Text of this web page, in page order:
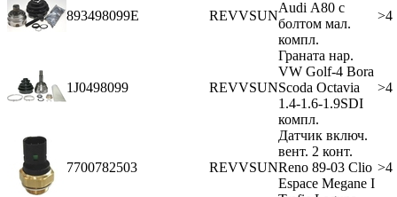
893498099E REVVSUN
Audi А80 с
болтом мал.
компл.
>4
1J0498099 REVVSUN
Граната нар.
VW Golf-4 Bora
Scoda Octavia
1.4-1.6-1.9SDI
компл.
>4
7700782503 REVVSUN
Датчик включ.
вент. 2 конт.
Reno 89-03 Clio
Espace Megane I
>4